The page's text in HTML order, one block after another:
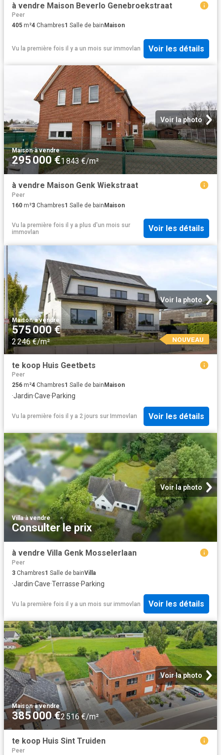
à vendre Maison Beverlo Genebroekstraat
Peer
405 m²4 Chambres1 Salle de bain Maison
Vu la première fois il y a un mois sur immovlan Voir les détails
Voir la photo
Maison·à vendre
295 000 €1 843 €/m²
à vendre Maison Genk Wiekstraat
Peer
160 m²3 Chambres1 Salle de bainMaison
Vu la première fois il y a plus d'un mois sur
immovlan
Voir les détails
Voir la photo
Maison·à vendre
575 000 €
2 246 €/m² NOUVEAU
te koop Huis Geetbets
Peer
256 m²4 Chambres1 Salle de bain Maison
·Jardin·Cave·Parking
Vu la première fois il y a 2 jours sur Immovlan Voir les détails
Voir la photo
Villa·à vendre
Consulter le prix
à vendre Villa Genk Mosselerlaan
Peer
3 Chambres1 Salle de bainVilla
·Jardin·Cave·Terrasse·Parking
Vu la première fois il y a un mois sur immovlan Voir les détails
Voir la photo
Maison·à vendre
385 000 €2 516 €/m²
te koop Huis Sint Truiden
Peer